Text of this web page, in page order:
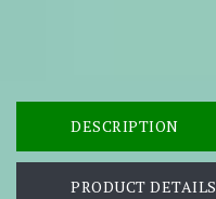
DESCRIPTION
PRODUCT DETAILS